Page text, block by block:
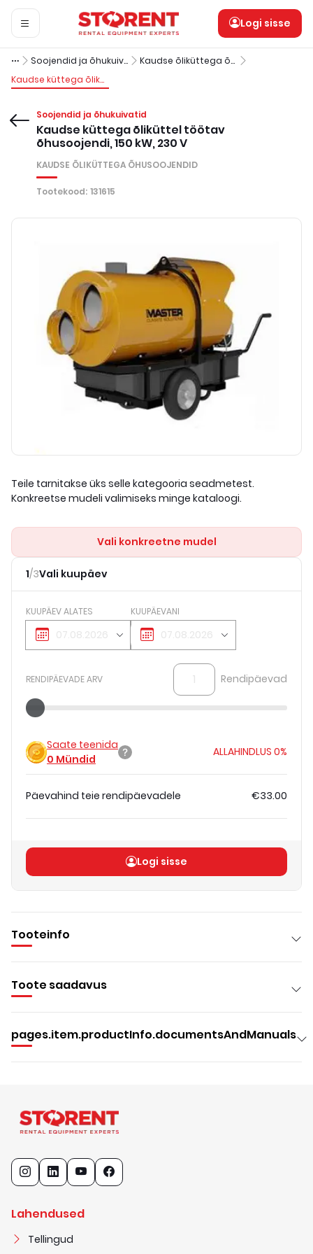
Logi sisse
Soojendid ja õhukuivatid
Kaudse õliküttega õhusoojendid
Kaudse küttega õliküttel töötav õhusoojendi, 150 kW, 230 V
Soojendid ja õhukuivatid
Kaudse küttega õliküttel töötav
õhusoojendi, 150 kW, 230 V
KAUDSE ÕLIKÜTTEGA ÕHUSOOJENDID
Tootekood: 131615
Teile tarnitakse üks selle kategooria seadmetest.
Konkreetse mudeli valimiseks minge kataloogi.
Vali konkreetne mudel
1/3Vali kuupäev
KUUPÄEV ALATES KUUPÄEVANI
RENDIPÄEVADE ARV Rendipäevad
Saate teenida
0 Mündid
ALLAHINDLUS 0%
Päevahind teie rendipäevadele €33.00
Logi sisse
Tooteinfo
Toote saadavus
pages.item.productInfo.documentsAndManuals
Lahendused
Tellingud